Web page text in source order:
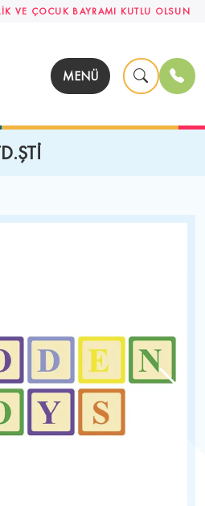
VE ÇOCUK BAYRAMI KUTLU OLSUN
MENÜ